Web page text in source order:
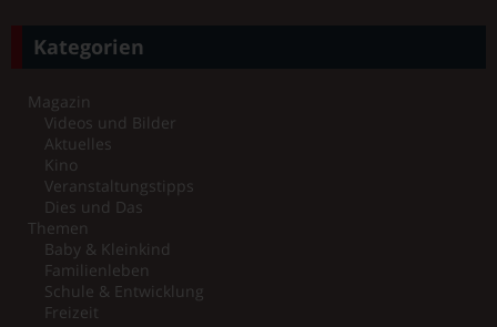
Kategorien
Magazin
Videos und Bilder
Aktuelles
Kino
Veranstaltungstipps
Dies und Das
Themen
Baby & Kleinkind
Familienleben
Schule & Entwicklung
Freizeit